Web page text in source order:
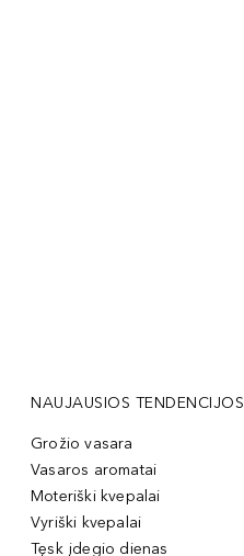
NAUJAUSIOS TENDENCIJOS
Grožio vasara
Vasaros aromatai
Moteriški kvepalai
Vyriški kvepalai
Tęsk įdegio dienas